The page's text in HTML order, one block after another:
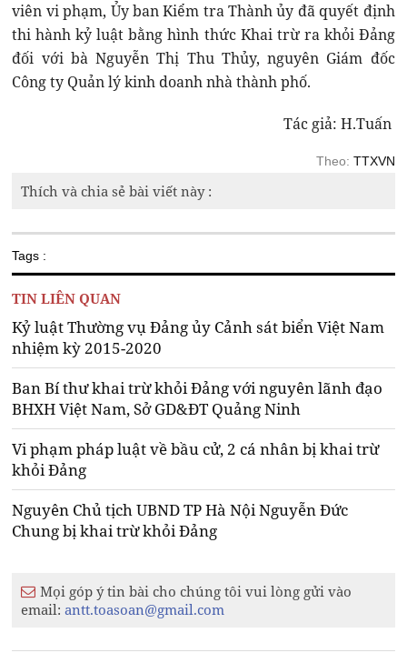
viên vi phạm, Ủy ban Kiểm tra Thành ủy đã quyết định
thi hành kỷ luật bằng hình thức Khai trừ ra khỏi Đảng
đối với bà Nguyễn Thị Thu Thủy, nguyên Giám đốc
Công ty Quản lý kinh doanh nhà thành phố.
Tác giả: H.Tuấn
Theo: TTXVN
Thích và chia sẻ bài viết này :
Tags :
TIN LIÊN QUAN
Kỷ luật Thường vụ Đảng ủy Cảnh sát biển Việt Nam
nhiệm kỳ 2015-2020
Ban Bí thư khai trừ khỏi Đảng với nguyên lãnh đạo
BHXH Việt Nam, Sở GD&ĐT Quảng Ninh
Vi phạm pháp luật về bầu cử, 2 cá nhân bị khai trừ
khỏi Đảng
Nguyên Chủ tịch UBND TP Hà Nội Nguyễn Đức
Chung bị khai trừ khỏi Đảng
Mọi góp ý tin bài cho chúng tôi vui lòng gửi vào
email:antt.toasoan@gmail.com